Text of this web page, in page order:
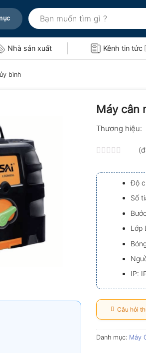
Tìm
kiếm:
Nhà sản xuất Kênh tin tức
bình
Máy cân
Thương hiệu:
xếp
hạng
0.0
5
sao
Độ
Số
Lớp
IP:
Câu hỏi
Danh mục: Máy